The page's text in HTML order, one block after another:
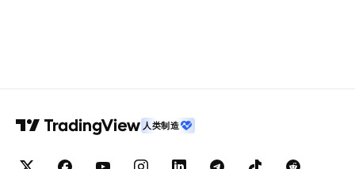
人类制造